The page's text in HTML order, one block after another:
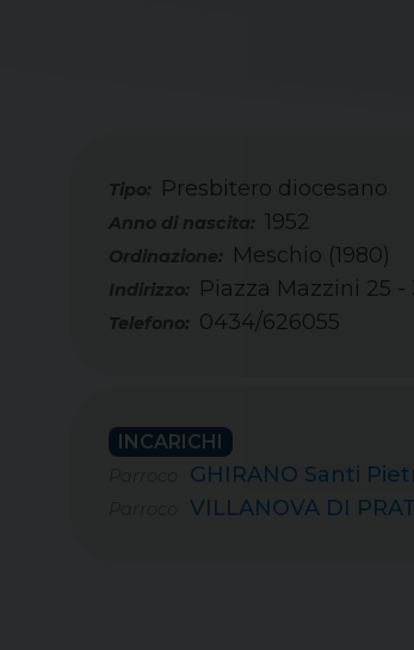
Tipo:
Presbitero diocesano
1952
Meschio (1980)
Telefono: 0434/626055
Piazza Mazzini 25
INCARICHI
GHIRANO Santi
VILLANOVA DI